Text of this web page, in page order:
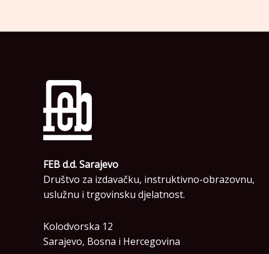
FEB d.d. Sarajevo
Društvo za izdavačku, instruktivno-obrazovnu,
uslužnu i trgovinsku djelatnost.
Kolodvorska 12
Sarajevo, Bosna i Hercegovina